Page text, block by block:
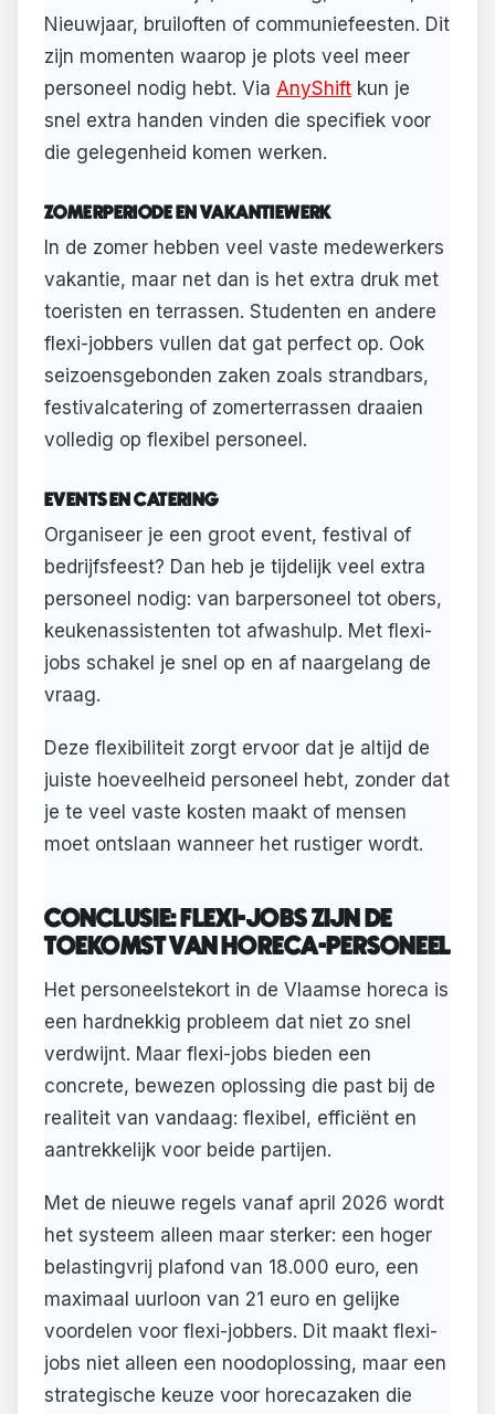
Nieuwjaar, bruiloften of communiefeesten. Dit
zijn momenten waarop je plots veel meer
personeel nodig hebt. Via AnyShift kun je
snel extra handen vinden die specifiek voor
die gelegenheid komen werken.
ZOMERPERIODE EN VAKANTIEWERK
In de zomer hebben veel vaste medewerkers
vakantie, maar net dan is het extra druk met
toeristen en terrassen. Studenten en andere
flexi-jobbers vullen dat gat perfect op. Ook
seizoensgebonden zaken zoals strandbars,
festivalcatering of zomerterrassen draaien
volledig op flexibel personeel.
EVENTS EN CATERING
Organiseer je een groot event, festival of
bedrijfsfeest? Dan heb je tijdelijk veel extra
personeel nodig: van barpersoneel tot obers,
keukenassistenten tot afwashulp. Met flexi-
jobs schakel je snel op en af naargelang de
vraag.
Deze flexibiliteit zorgt ervoor dat je altijd de
juiste hoeveelheid personeel hebt, zonder dat
je te veel vaste kosten maakt of mensen
moet ontslaan wanneer het rustiger wordt.
CONCLUSIE: FLEXI-JOBS ZIJN DE
TOEKOMST VAN HORECA-PERSONEEL
Het personeelstekort in de Vlaamse horeca is
een hardnekkig probleem dat niet zo snel
verdwijnt. Maar flexi-jobs bieden een
concrete, bewezen oplossing die past bij de
realiteit van vandaag: flexibel, efficiënt en
aantrekkelijk voor beide partijen.
Met de nieuwe regels vanaf april 2026 wordt
het systeem alleen maar sterker: een hoger
belastingvrij plafond van 18.000 euro, een
maximaal uurloon van 21 euro en gelijke
voordelen voor flexi-jobbers. Dit maakt flexi-
jobs niet alleen een noodoplossing, maar een
strategische keuze voor horecazaken die